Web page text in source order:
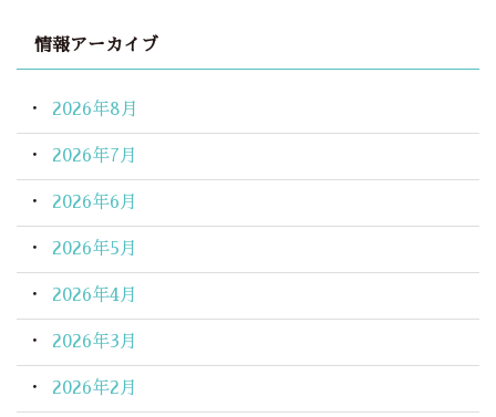
情報アーカイブ
2026年8月
2026年7月
2026年6月
2026年5月
2026年4月
2026年3月
2026年2月